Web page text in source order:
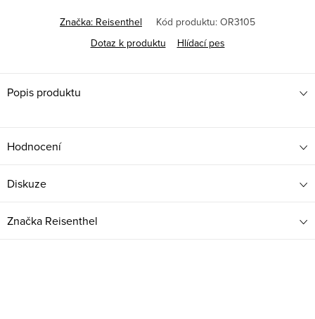
Značka: Reisenthel Kód produktu: OR3105
Dotaz k produktu
Hlídací pes
Popis produktu
Hodnocení
Diskuze
Značka Reisenthel